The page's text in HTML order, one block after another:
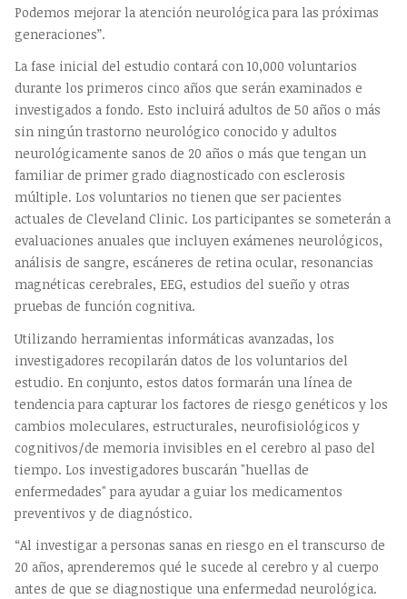
Podemos mejorar la atención neurológica para las próximas
generaciones”.
La fase inicial del estudio contará con 10,000 voluntarios
durante los primeros cinco años que serán examinados e
investigados a fondo. Esto incluirá adultos de 50 años o más
sin ningún trastorno neurológico conocido y adultos
neurológicamente sanos de 20 años o más que tengan un
familiar de primer grado diagnosticado con esclerosis
múltiple. Los voluntarios no tienen que ser pacientes
actuales de Cleveland Clinic. Los participantes se someterán a
evaluaciones anuales que incluyen exámenes neurológicos,
análisis de sangre, escáneres de retina ocular, resonancias
magnéticas cerebrales, EEG, estudios del sueño y otras
pruebas de función cognitiva.
Utilizando herramientas informáticas avanzadas, los
investigadores recopilarán datos de los voluntarios del
estudio. En conjunto, estos datos formarán una línea de
tendencia para capturar los factores de riesgo genéticos y los
cambios moleculares, estructurales, neurofisiológicos y
cognitivos/de memoria invisibles en el cerebro al paso del
tiempo. Los investigadores buscarán "huellas de
enfermedades" para ayudar a guiar los medicamentos
preventivos y de diagnóstico.
“Al investigar a personas sanas en riesgo en el transcurso de
20 años, aprenderemos qué le sucede al cerebro y al cuerpo
antes de que se diagnostique una enfermedad neurológica.